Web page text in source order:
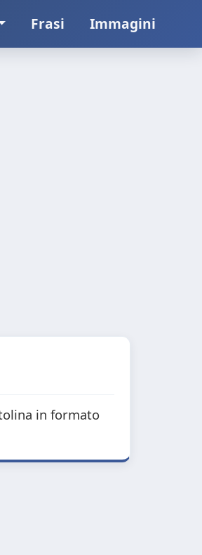
Frasi Immagini
in formato